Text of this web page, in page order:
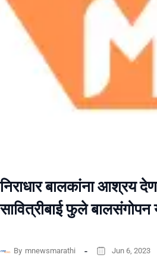
निराधार बालकांना आश्रय
सावित्रीबाई फुले बालसंगोपन
By mnewsmarathi Jun 6, 2023